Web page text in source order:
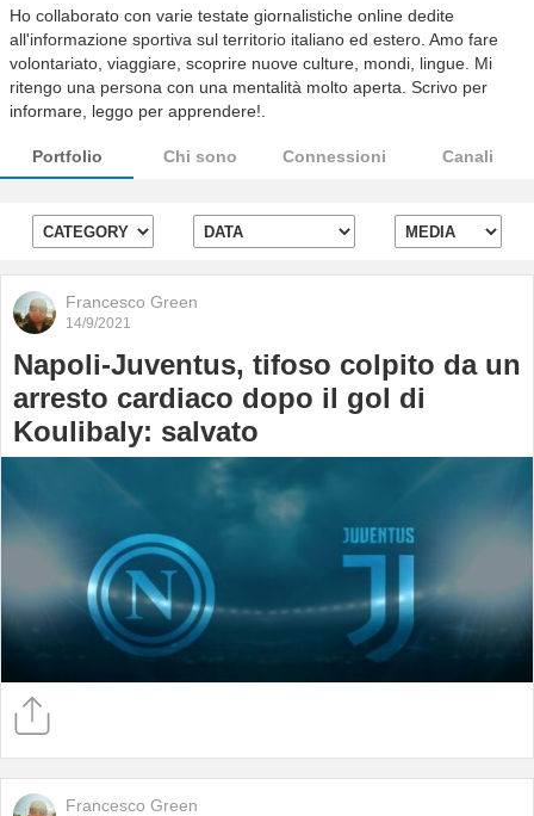
Ho collaborato con varie testate giornalistiche online dedite
all'informazione sportiva sul territorio italiano ed estero. Amo fare
volontariato, viaggiare, scoprire nuove culture, mondi, lingue. Mi
ritengo una persona con una mentalità molto aperta. Scrivo per
informare, leggo per apprendere!.
Portfolio Chi sono Connessioni Canali
Francesco Green
14/9/2021
Napoli-Juventus, tifoso colpito da un
arresto cardiaco dopo il gol di
Koulibaly: salvato
Francesco Green